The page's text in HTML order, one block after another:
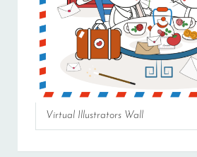
Virtual Illustrators Wall